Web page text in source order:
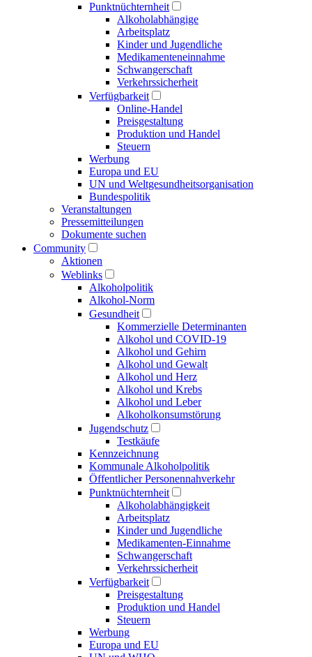
Punkt­nüchternheit
Alkohol­abhängige
Arbeitsplatz
Kinder und Jugendliche
Medikamenten­einnahme
Schwangerschaft
Verkehrs­sicherheit
Verfügbarkeit
Online-Handel
Preisgestaltung
Produktion und Handel
Steuern
Werbung
Europa und EU
UN und Welt­gesundheits­organisation
Bundespolitik
Veranstaltungen
Presse­mitteilungen
Dokumente suchen
Community
Aktionen
Weblinks
Alkoholpolitik
Alkohol-Norm
Gesundheit
Kommerzielle Determinanten
Alkohol und COVID-19
Alkohol und Gehirn
Alkohol und Gewalt
Alkohol und Herz
Alkohol und Krebs
Alkohol und Leber
Alkoholkonsumstörung
Jugendschutz
Testkäufe
Kennzeichnung
Kommunale Alkoholpolitik
Öffentlicher Personennahverkehr
Punktnüchternheit
Alkoholabhängigkeit
Arbeitsplatz
Kinder und Jugendliche
Medikamenten-Einnahme
Schwangerschaft
Verkehrssicherheit
Verfügbarkeit
Preisgestaltung
Produktion und Handel
Steuern
Werbung
Europa und EU